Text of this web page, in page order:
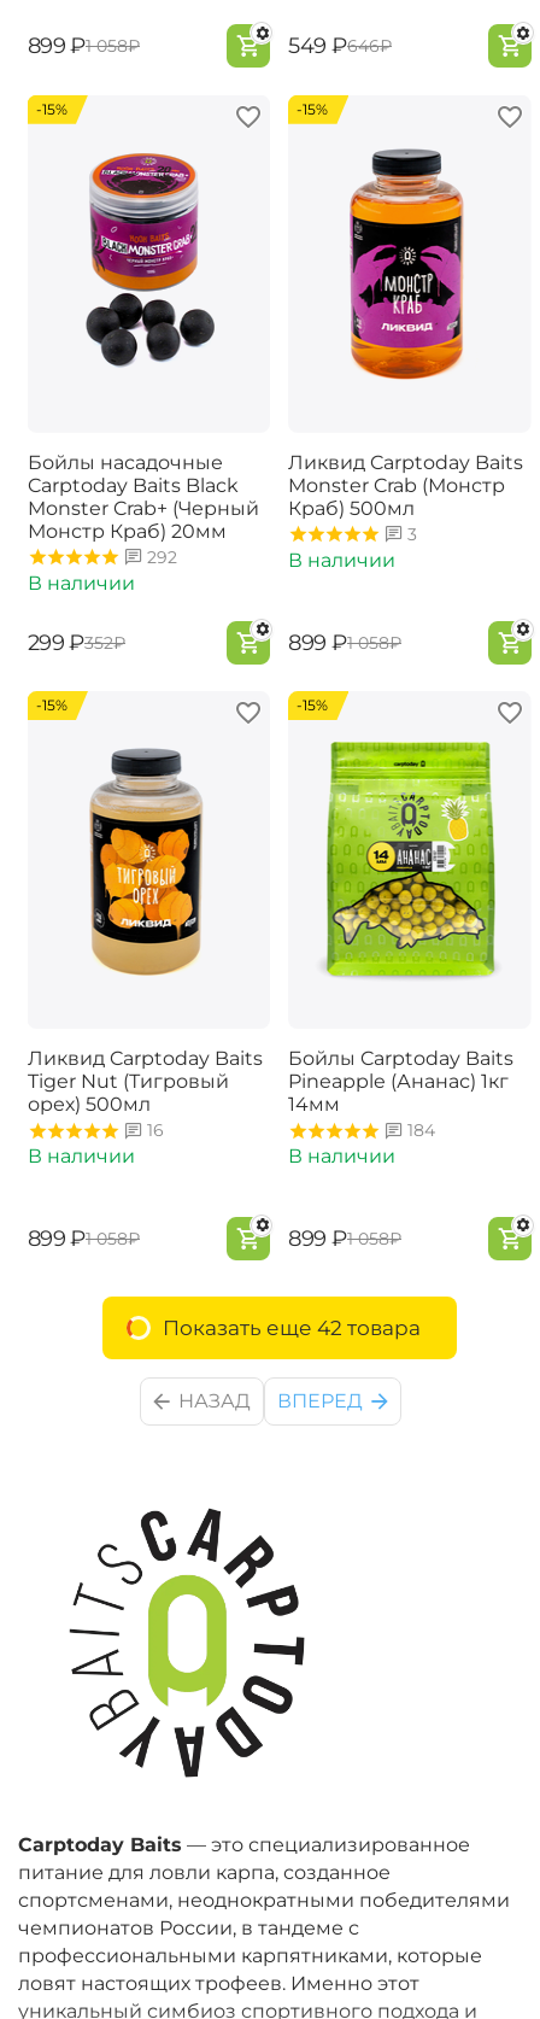
Carptoday Baits — это специализированное
питание для ловли карпа, созданное
спортсменами, неоднократными победителями
чемпионатов России, в тандеме с
профессиональными карпятниками, которые
ловят настоящих трофеев. Именно этот
уникальный симбиоз спортивного подхода и
‍899‍ ₽‍1 058‍₽ ‍549‍ ₽‍646‍₽
-15%
Бойлы насадочные
Carptoday Baits Black
Monster Crab+ (Черный
Монстр Краб) 20мм
292
В наличии
‍299‍ ₽‍352‍₽
-15%
Ликвид Carptoday Baits
Monster Crab (Монстр
Краб) 500мл
3
В наличии
‍899‍ ₽‍1 058‍₽
-15%
Ликвид Carptoday Baits
Tiger Nut (Тигровый
орех) 500мл
16
В наличии
‍899‍ ₽‍1 058‍₽
-15%
Бойлы Carptoday Baits
Pineapple (Ананас) 1кг
14мм
184
В наличии
‍899‍ ₽‍1 058‍₽
Показать еще 42 товара
НАЗАД ВПЕРЕД